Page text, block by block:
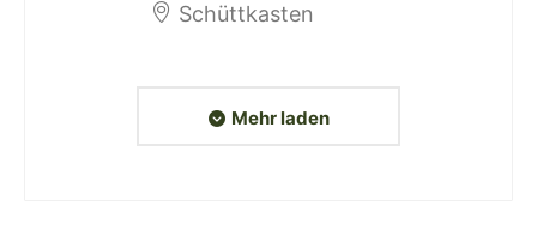
Schüttkasten
Mehr laden